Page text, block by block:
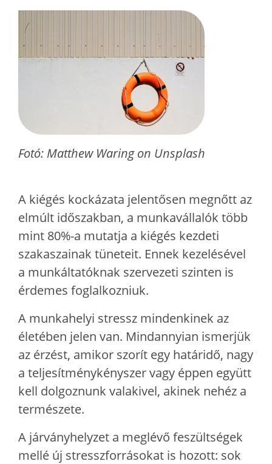
Fotó: Matthew Waring on Unsplash
A kiégés kockázata jelentősen megnőtt az
elmúlt időszakban, a munkavállalók több
mint 80%-a mutatja a kiégés kezdeti
szakaszainak tüneteit. Ennek kezelésével
a munkáltatóknak szervezeti szinten is
érdemes foglalkozniuk.
A munkahelyi stressz mindenkinek az
életében jelen van. Mindannyian ismerjük
az érzést, amikor szorít egy határidő, nagy
a teljesítménykényszer vagy éppen együtt
kell dolgoznunk valakivel, akinek nehéz a
természete.
A járványhelyzet a meglévő feszültségek
mellé új stresszforrásokat is hozott: sok